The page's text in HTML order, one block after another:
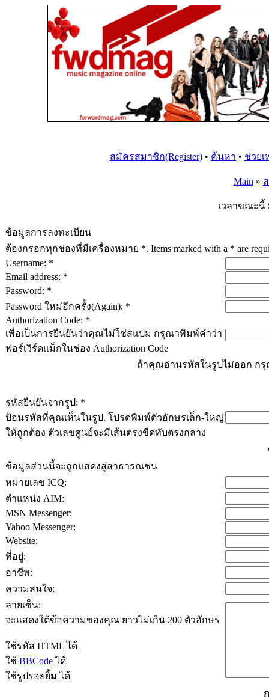
สมัครสมาชิก(Register) • ค้นหา • ช่วยเ
Main »
เวลาขณะนี้
ข้อมูลการลงทะเบียน
ต้องกรอกทุกช่องที่มีเครื่องหมาย *. Items marked with a * are
Username: *
Email address: *
Password: *
Password ใหม่อีกครั้ง(Again): *
Authorization Code: *
เพื่อเป็นการยืนยันว่าคุณไม่ใช่สแปม กรุณาพิมพ์คำว่า
ฟอร์เวิร์ดแม็กในช่อง Authorization Code
ถ้าคุณอ่านรหัสในรูปไม่ออก ก
รหัสยืนยันจากรูป: *
ป้อนรหัสที่คุณเห็นในรูป. โปรดพิมพ์ตัวอักษรเล็ก-ใหญ่
ให้ถูกต้อง ตัวเลขศูนย์จะมีเส้นตรงขีดทับตรงกลาง
ข้อมูลส่วนนี้จะถูกแสดงสู่สาธารณชน
หมายเลข ICQ:
ตำแหน่ง AIM:
MSN Messenger:
Yahoo Messenger:
Website:
ที่อยู่:
อาชีพ:
ความสนใจ:
ลายเซ็น:
จะแสดงใต้ข้อความของคุณ ยาวไม่เกิน 200 ตัวอักษร
ใช้รหัส HTMLได้
ใช้ BBCode ได้
ใช้รูปรอยยิ้มได้